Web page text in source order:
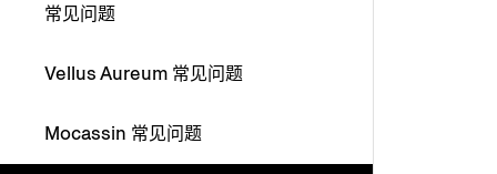
常见问题
Vellus Aureum 常见问题
Mocassin 常见问题